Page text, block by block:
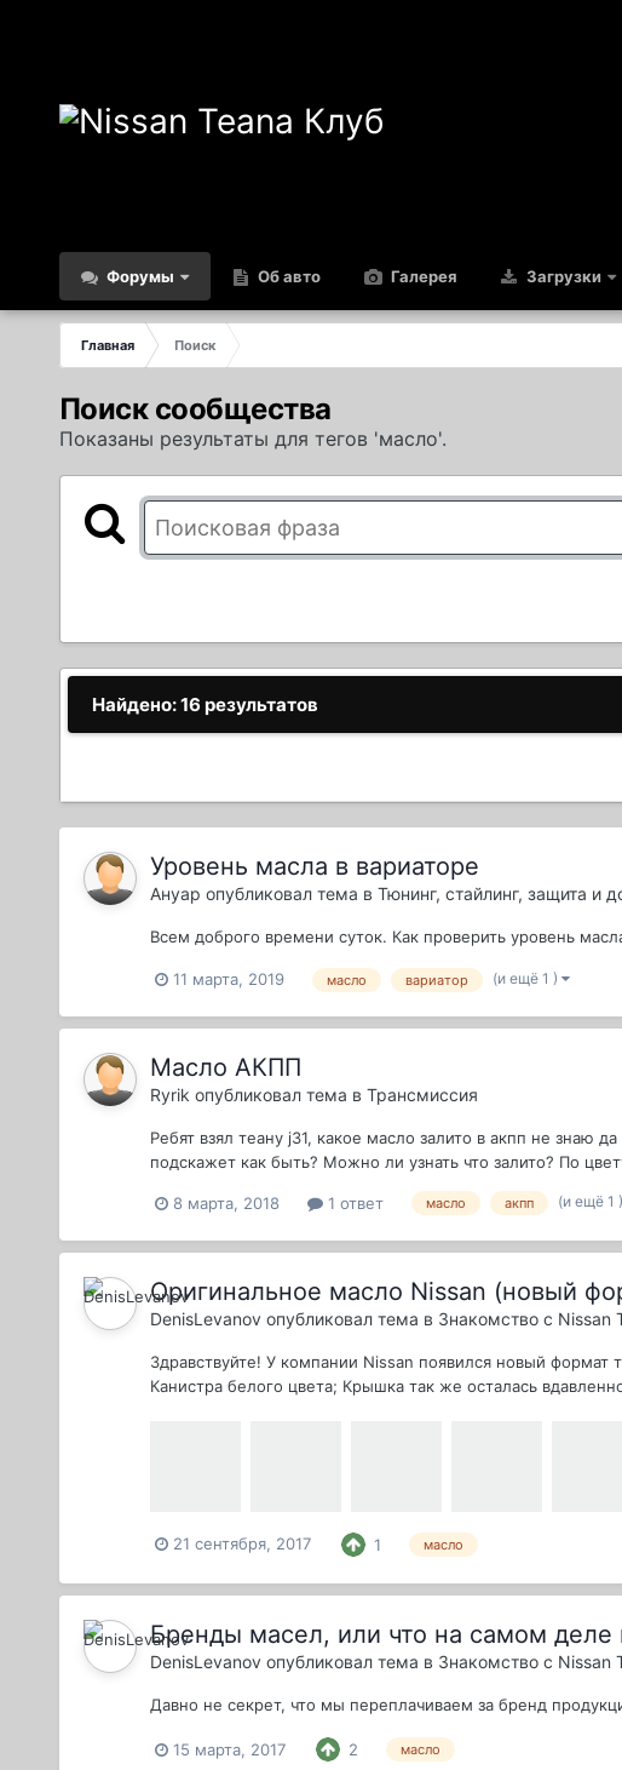
Форумы Об авто Галерея Загрузки
Главная Поиск
Поиск сообщества
Показаны результаты для тегов 'масло'.
Найдено: 16 результатов
Уровень масла в вариаторе
Ануар опубликовал тема в Тюнинг, стайлинг, защита и
Всем доброго времени суток. Как проверить уровень
11 марта, 2019 масло вариатор (и ещё 1 )
Масло АКПП
Ryrik опубликовал тема в Трансмиссия
Ребят взял теану j31, какое масло залито в акпп не знаю
подскажет как быть? Можно ли узнать что залито? По
8 марта, 2018 1 ответ масло акпп (и ещё 1 )
Оригинальное масло Nissan (новый
DenisLevanovопубликовал тема в Знакомство с Nissan
Здравствуйте! У компании Nissan появился новый формат
Канистра белого цвета; Крышка так же осталась
21 сентября, 2017 1 масло
Бренды масел, или что на самом деле
DenisLevanovопубликовал тема в Знакомство с Nissan
Давно не секрет, что мы переплачиваем за бренд
15 марта, 2017 2 масло